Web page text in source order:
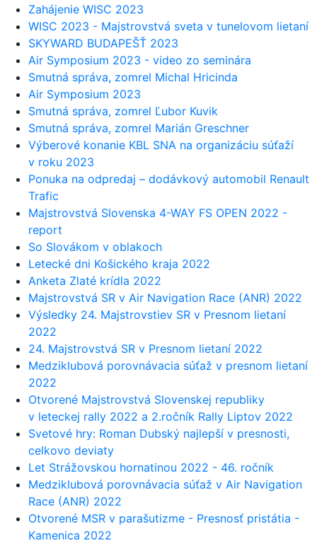
Zahájenie WISC 2023
WISC 2023 - Majstrovstvá sveta v tunelovom lietaní
SKYWARD BUDAPEŠŤ 2023
Air Symposium 2023 - video zo seminára
Smutná správa, zomrel Michal Hricinda
Air Symposium 2023
Smutná správa, zomrel Ľubor Kuvik
Smutná správa, zomrel Marián Greschner
Výberové konanie KBL SNA na organizáciu súťaží
v roku 2023
Ponuka na odpredaj – dodávkový automobil Renault
Trafic
Majstrovstvá Slovenska 4-WAY FS OPEN 2022 -
report
So Slovákom v oblakoch
Letecké dni Košického kraja 2022
Anketa Zlaté krídla 2022
Majstrovstvá SR v Air Navigation Race (ANR) 2022
Výsledky 24. Majstrovstiev SR v Presnom lietaní
2022
24. Majstrovstvá SR v Presnom lietaní 2022
Medziklubová porovnávacia súťaž v presnom lietaní
2022
Otvorené Majstrovstvá Slovenskej republiky
v leteckej rally 2022 a 2.ročník Rally Liptov 2022
Svetové hry: Roman Dubský najlepší v presnosti,
celkovo deviaty
Let Strážovskou hornatinou 2022 - 46. ročník
Medziklubová porovnávacia súťaž v Air Navigation
Race (ANR) 2022
Otvorené MSR v parašutizme - Presnosť pristátia -
Kamenica 2022